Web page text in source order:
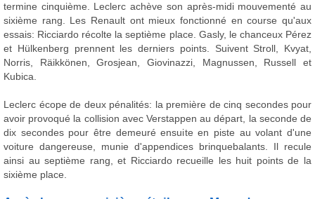
termine cinquième. Leclerc achève son après-midi mouvementé au
sixième rang. Les Renault ont mieux fonctionné en course qu'aux
essais: Ricciardo récolte la septième place. Gasly, le chanceux Pérez
et Hülkenberg prennent les derniers points. Suivent Stroll, Kvyat,
Norris, Räikkönen, Grosjean, Giovinazzi, Magnussen, Russell et
Kubica.
Leclerc écope de deux pénalités: la première de cinq secondes pour
avoir provoqué la collision avec Verstappen au départ, la seconde de
dix secondes pour être demeuré ensuite en piste au volant d'une
voiture dangereuse, munie d'appendices brinquebalants. Il recule
ainsi au septième rang, et Ricciardo recueille les huit points de la
sixième place.